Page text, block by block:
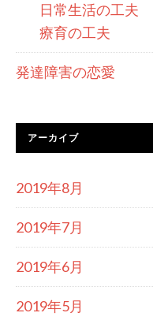
日常生活の工夫
療育の工夫
発達障害の恋愛
アーカイブ
2019年8月
2019年7月
2019年6月
2019年5月